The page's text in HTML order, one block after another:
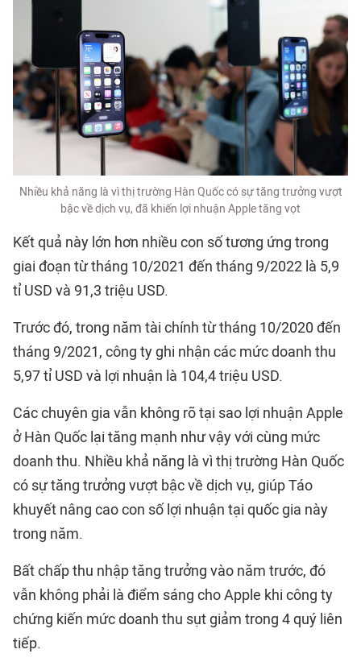
Nhiều khả năng là vì thị trường Hàn Quốc có sự tăng trưởng vượt
bậc về dịch vụ, đã khiến lợi nhuận Apple tăng vọt
Kết quả này lớn hơn nhiều con số tương ứng trong
giai đoạn từ tháng 10/2021 đến tháng 9/2022 là 5,9
tỉ USD và 91,3 triệu USD.
Trước đó, trong năm tài chính từ tháng 10/2020 đến
tháng 9/2021, công ty ghi nhận các mức doanh thu
5,97 tỉ USD và lợi nhuận là 104,4 triệu USD.
Các chuyên gia vẫn không rõ tại sao lợi nhuận Apple
ở Hàn Quốc lại tăng mạnh như vậy với cùng mức
doanh thu. Nhiều khả năng là vì thị trường Hàn Quốc
có sự tăng trưởng vượt bậc về dịch vụ, giúp Táo
khuyết nâng cao con số lợi nhuận tại quốc gia này
trong năm.
Bất chấp thu nhập tăng trưởng vào năm trước, đó
vẫn không phải là điểm sáng cho Apple khi công ty
chứng kiến mức doanh thu sụt giảm trong 4 quý liên
tiếp.